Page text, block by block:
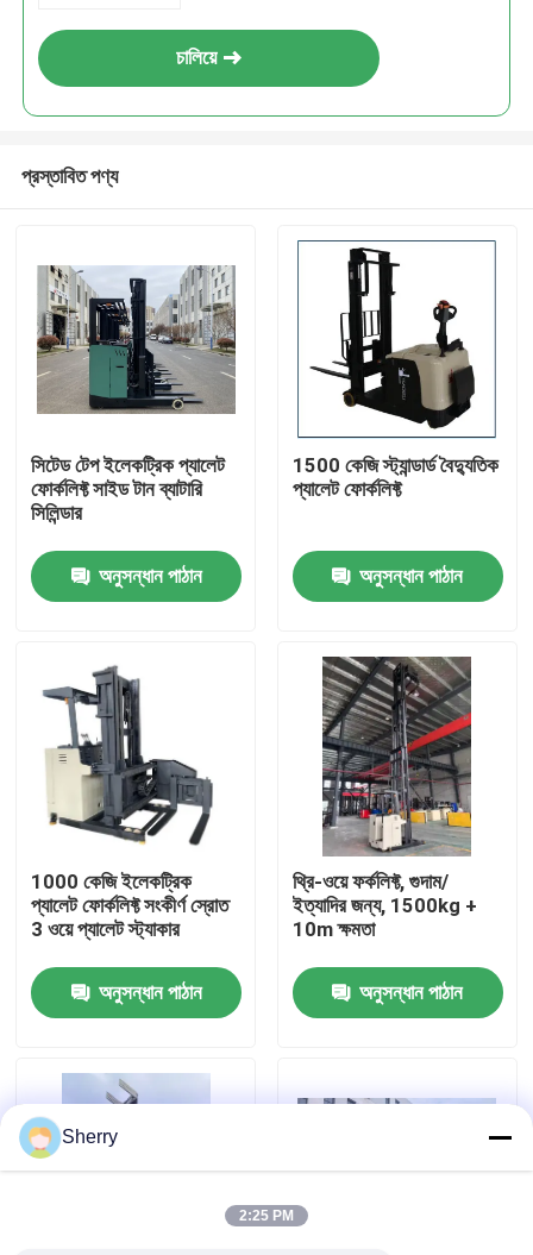
ভিডিও
আমাদের সম্পর্কে
মান নিয়ন্ত্রণ
যোগাযোগ করুন
ব্লগ
চালিয়ে
প্রস্তাবিত পণ্য
সিটেড টেপ ইলেকট্রিক প্যালেট
ফোর্কলিফ্ট সাইড টান ব্যাটারি
সিলিন্ডার
অনুসন্ধান পাঠান
1500 কেজি স্ট্যান্ডার্ড বৈদ্যুতিক
প্যালেট ফোর্কলিফ্ট
অনুসন্ধান পাঠান
1000 কেজি ইলেকট্রিক
প্যালেট ফোর্কলিফ্ট সংকীর্ণ স্রোত
3 ওয়ে প্যালেট স্ট্যাকার
অনুসন্ধান পাঠান
থ্রি-ওয়ে ফর্কলিফ্ট, গুদাম/
ইত্যাদির জন্য, 1500kg +
10m ক্ষমতা
অনুসন্ধান পাঠান
Sherry
2:25 PM